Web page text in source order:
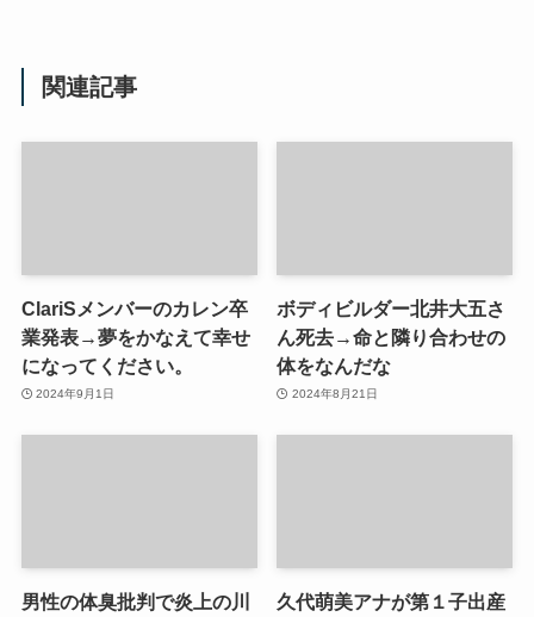
関連記事
ClariSメンバーのカレン卒
業発表→夢をかなえて幸せ
になってください。
2024年9月1日
ボディビルダー北井大五さ
ん死去→命と隣り合わせの
体をなんだな
2024年8月21日
男性の体臭批判で炎上の川
久代萌美アナが第１子出産